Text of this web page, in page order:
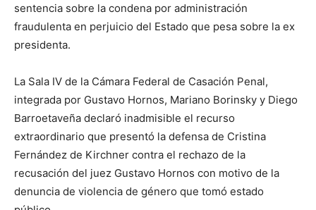
ve…
sentencia sobre la condena por administración
fraudulenta en perjuicio del Estado que pesa sobre la ex
presidenta.
La Sala IV de la Cámara Federal de Casación Penal,
integrada por Gustavo Hornos, Mariano Borinsky y Diego
Barroetaveña declaró inadmisible el recurso
extraordinario que presentó la defensa de Cristina
Fernández de Kirchner contra el rechazo de la
recusación del juez Gustavo Hornos con motivo de la
denuncia de violencia de género que tomó estado